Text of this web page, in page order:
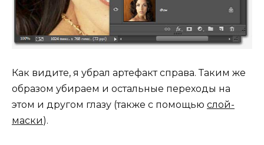
Как видите, я убрал артефакт справа. Таким же
образом убираем и остальные переходы на
этом и другом глазу (также с помощью слой-
маски).